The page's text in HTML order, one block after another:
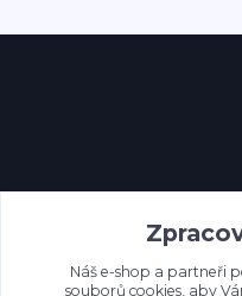
Náš e-shop a partneři
souborů cookies, aby